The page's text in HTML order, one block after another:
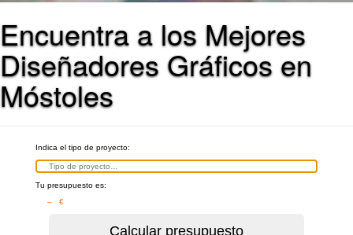
Encuentra a los Mejores
Diseñadores Gráficos en
Móstoles
Indica el tipo de proyecto:
Tu presupuesto es:
– €